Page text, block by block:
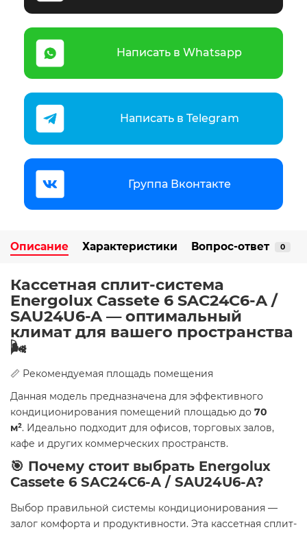
Написать в Whatsapp
Написать в Telegram
Группа Вконтакте
Описание Характеристики Вопрос-ответ 0
Кассетная сплит-система
Energolux Cassete 6 SAС24С6-A /
SAU24U6-A — оптимальный
климат для вашего пространства
🌬️
📏 Рекомендуемая площадь помещения
Данная модель предназначена для эффективного
кондиционирования помещений площадью до 70
м². Идеально подходит для офисов, торговых залов,
кафе и других коммерческих пространств.
🎯 Почему стоит выбрать Energolux
Cassete 6 SAС24С6-A / SAU24U6-A?
Выбор правильной системы кондиционирования —
залог комфорта и продуктивности. Эта кассетная сплит-